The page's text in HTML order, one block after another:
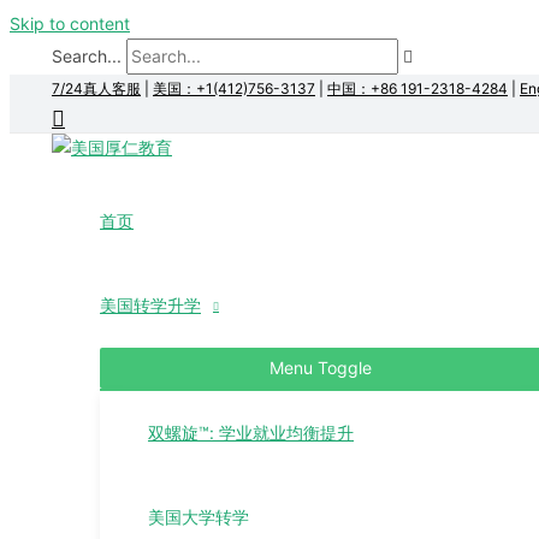
Skip to content
Search...
7/24真人客服 美国：+1(412)756-3137 中国：+86 191-2318-4284
首页
美国转学升学
Menu Toggle
双螺旋™: 学业就业均衡提升
美国大学转学